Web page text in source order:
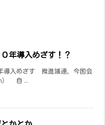
年導入めざす！？
導入めざす 推進議連、今国会
） 自 ...